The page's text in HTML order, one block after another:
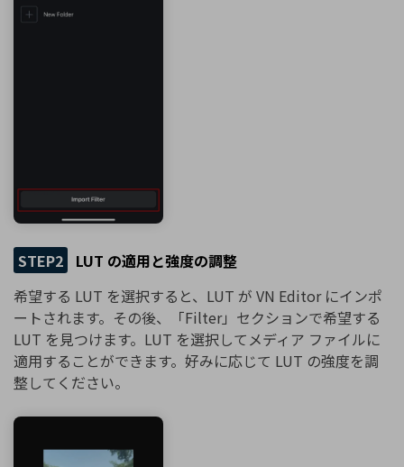
STEP2
LUT の適用と強度の調整
希望する LUT を選択すると、LUT が VN Editor にインポ
ートされます。その後、「Filter」セクションで希望する
LUT を見つけます。LUT を選択してメディア ファイルに
適用することができます。好みに応じて LUT の強度を調
整してください。